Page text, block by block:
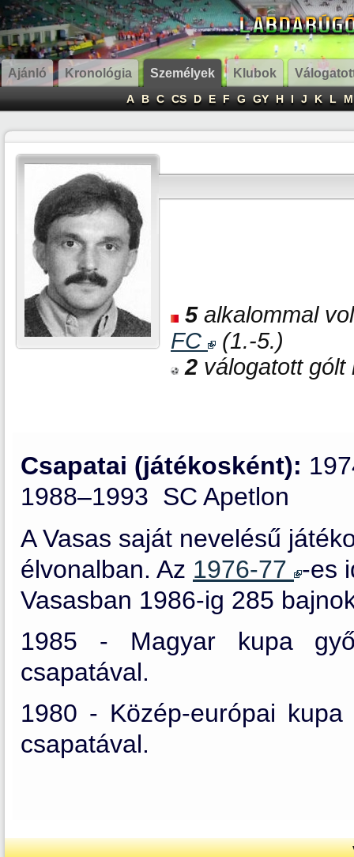
Ajánló Kronológia Személyek Klubok
A B C CS D E F G GY H I J K L M
5alkalommal
FC
(1.-5.)
2 válogatott gólt
Csapatai (játékosként):
1988–1993 SC Apetlon
A Vasas saját nevelésű
élvonalban. Az 1976-77 -es
Vasasban 1986-ig 285
1985 - Magyar kupa
csapatával.
1980 - Közép-európai
csapatával.